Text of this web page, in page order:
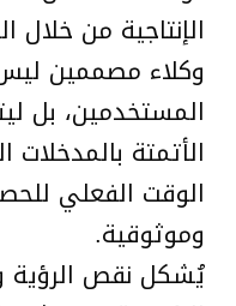
الإنتاجية من
وكلاء مصممين
المستخدمين، بل
الأتمتة
الوقت الفعلي
وموثوقية.
يُشكل نقص الرؤية